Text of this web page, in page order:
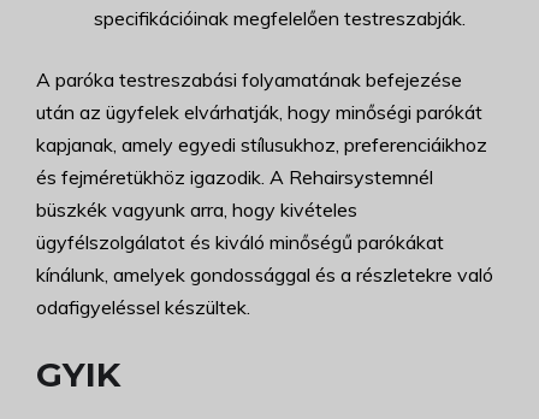
specifikációinak megfelelően testreszabják.
A paróka testreszabási folyamatának befejezése
után az ügyfelek elvárhatják, hogy minőségi parókát
kapjanak, amely egyedi stílusukhoz, preferenciáikhoz
és fejméretükhöz igazodik. A Rehairsystemnél
büszkék vagyunk arra, hogy kivételes
ügyfélszolgálatot és kiváló minőségű parókákat
kínálunk, amelyek gondossággal és a részletekre való
odafigyeléssel készültek.
GYIK